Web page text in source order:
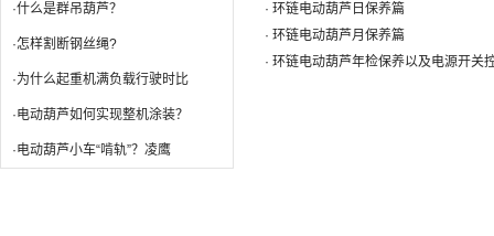
·什么是群吊葫芦？
·怎样割断钢丝绳?
·为什么起重机满负载行驶时比
·电动葫芦如何实现整机涂装？
·电动葫芦小车“啃轨”？凌鹰
· 环链电动葫芦日保养篇
· 环链电动葫芦月保养篇
· 环链电动葫芦年检保养以及电源开关